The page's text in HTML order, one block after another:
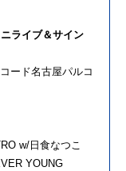
ライブ＆サイン
ード名古屋パルコ
w/日食なつこ
YOUNG